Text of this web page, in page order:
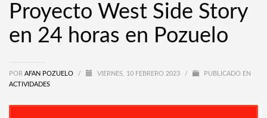
Proyecto West Side Story
en 24 horas en Pozuelo
POR AFAN POZUELO / VIERNES, 10 FEBRERO 2023 /
PUBLICADO EN
ACTIVIDADES